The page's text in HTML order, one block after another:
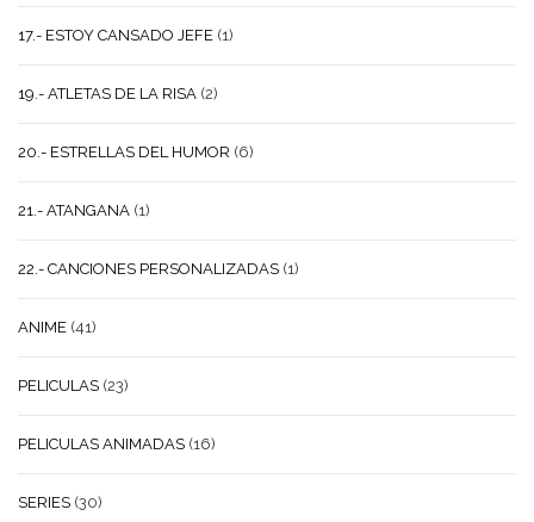
17.- ESTOY CANSADO JEFE (1)
19.- ATLETAS DE LA RISA (2)
20.- ESTRELLAS DEL HUMOR (6)
21.- ATANGANA (1)
22.- CANCIONES PERSONALIZADAS (1)
ANIME (41)
PELICULAS (23)
PELICULAS ANIMADAS (16)
SERIES (30)